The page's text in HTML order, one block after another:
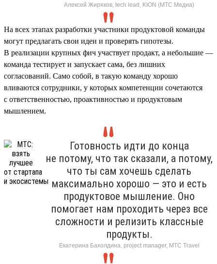
Алексей Жиряков, tech lead, KION (МТС Медиа)
На всех этапах разработки участники продуктовой команды
могут предлагать свои идеи и проверять гипотезы.
В реализации крупных фич участвует продакт, а небольшие —
команда тестирует и запускает сама, без лишних
согласований. Само собой, в такую команду хорошо
вливаются сотрудники, у которых компетенции сочетаются
с ответственностью, проактивностью и продуктовым
мышлением.
Готовность идти до конца
не потому, что так сказали, а потому,
что ты сам хочешь сделать
максимально хорошо — это и есть
продуктовое мышление. Оно
помогает нам проходить через все
сложности и релизить классные
продукты.
Екатерина Бахолдина, project manager, МТС Travel